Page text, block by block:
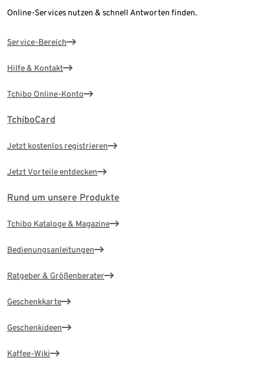
Online-Services nutzen & schnell Antworten finden.
Service-Bereich
Hilfe & Kontakt
Tchibo Online-Konto
TchiboCard
Jetzt kostenlos registrieren
Jetzt Vorteile entdecken
Rund um unsere Produkte
Tchibo Kataloge & Magazine
Bedienungsanleitungen
Ratgeber & Größenberater
Geschenkkarte
Geschenkideen
Kaffee-Wiki